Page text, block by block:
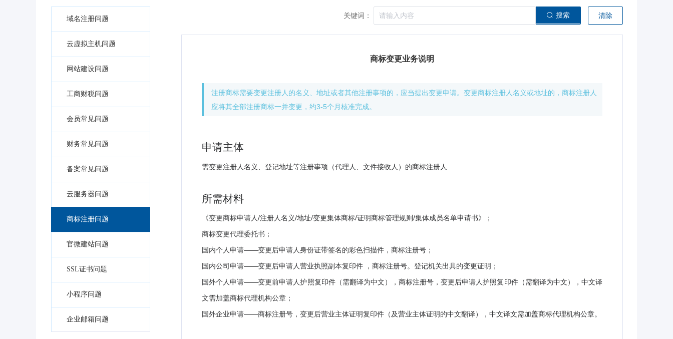
域名注册问题
云虚拟主机问题
网站建设问题
工商财税问题
会员常见问题
财务常见问题
备案常见问题
云服务器问题
商标注册问题
官微建站问题
SSL证书问题
小程序问题
企业邮箱问题
关键词： 搜索 清除
商标变更业务说明
注册商标需要变更注册人的名义、地址或者其他注册事项的，应当提出变更申请。变更商标注册人名义或地址的，商标注册人
应将其全部注册商标一并变更，约3-5个月核准完成。
申请主体
需变更注册人名义、登记地址等注册事项（代理人、文件接收人）的商标注册人
所需材料
《变更商标申请人/注册人名义/地址/变更集体商标/证明商标管理规则/集体成员名单申请书》；
商标变更代理委托书；
国内个人申请——变更后申请人身份证带签名的彩色扫描件，商标注册号；
国内公司申请——变更后申请人营业执照副本复印件 ，商标注册号。登记机关出具的变更证明；
国外个人申请——变更前申请人护照复印件（需翻译为中文），商标注册号，变更后申请人护照复印件（需翻译为中文），中文译
文需加盖商标代理机构公章；
国外企业申请——商标注册号，变更后营业主体证明复印件（及营业主体证明的中文翻译），中文译文需加盖商标代理机构公章。